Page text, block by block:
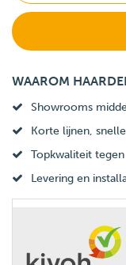
WAAROM
Showrooms
Korte lijnen,
Topkwaliteit
Levering en